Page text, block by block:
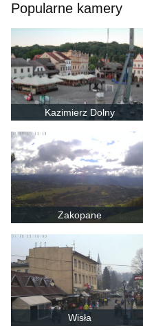
Popularne kamery
Kazimierz Dolny
Zakopane
Wisła